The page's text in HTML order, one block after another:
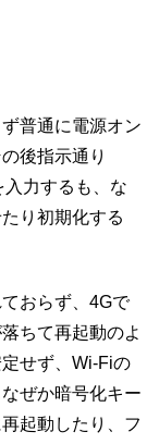
普通に電源オン
後指示通り
力するも、な
り初期化する
おらず、4Gで
ちて再起動のよ
せず、Wi-Fiの
ぜか暗号化キー
起動したり、フ